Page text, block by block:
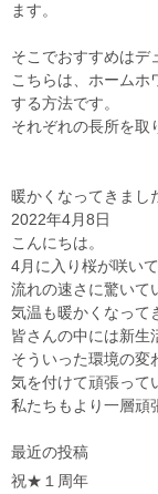
ます。
そこでおすすめはデ
こちらは、ホームホ
する方法です。
それぞれの長所を取
暖かくなってきまし
2022年4月8日
こんにちは。
4月に入り桜が咲い
流れの速さに驚いて
気温も暖かくなって
皆さんの中には新生
そういった環境の変
気を付けて頑張って
私たちもより一層頑
最近の投稿
祝★１周年